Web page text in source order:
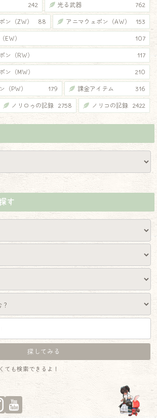
242 光る武器 762
ン（ZW） 88 アニマウェポン（AW） 153
EW） 107
ン（RW） 117
ン（MW） 210
（PW） 179 課金アイテム 316
ノリロゥの記録 2758 ノリコの記録 2422
す
も検索できるよ！